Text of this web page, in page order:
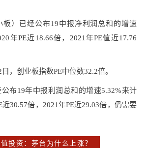
板）已经公布19中报净利润总和的增速
年PE近18.66倍，2021年PE值近17.76
，创业板指数PE中位数32.2倍。
布19年中报利润总和的增速5.32%来计
近30.57倍，2021年PE近29.03倍，仍需要
投资：茅台为什么上涨？